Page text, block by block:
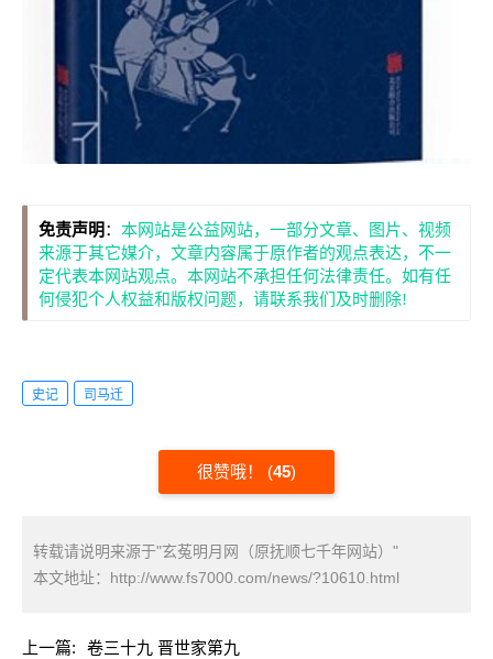
免责声明 ： 本网站是公益网站，一部分文章、图片、视频
来源于其它媒介，文章内容属于原作者的观点表达，不一
定代表本网站观点。本网站不承担任何法律责任。如有任
何侵犯个人权益和版权问题，请联系我们及时删除!
史记 司马迁
很赞哦！ (45)
转载请说明来源于"玄菟明月网（原抚顺七千年网站）"
本文地址： http://www.fs7000.com/news/?10610.html
上一篇: 卷三十九 晋世家第九